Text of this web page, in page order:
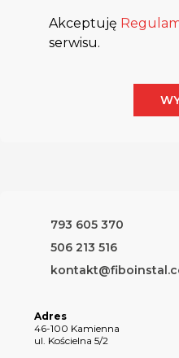
Akceptuję
serwisu.
793 605 370
506 213 516
Adres
46-100 Kamienna
ul. Kościelna 5/2